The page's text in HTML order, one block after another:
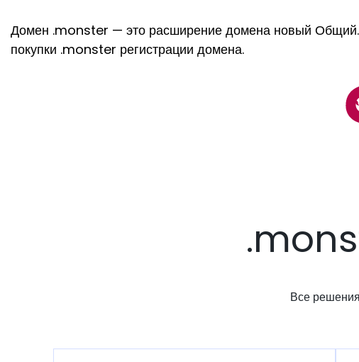
Домен .monster — это расширение домена новый Общий.
покупки .monster регистрации домена.
Все